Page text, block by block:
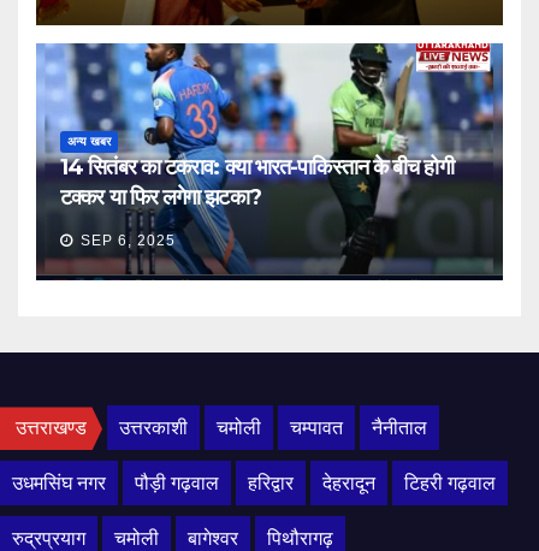
अन्य खबर
14 सितंबर का टकराव: क्या भारत-पाकिस्तान के बीच होगी
टक्कर या फिर लगेगा झटका?
SEP 6, 2025
उत्तराखण्ड उत्तरकाशी चमोली चम्पावत नैनीताल
उधमसिंघ नगर पौड़ी गढ़वाल हरिद्वार देहरादून टिहरी गढ़वाल
रुद्रप्रयाग चमोली बागेश्वर पिथौरागढ़